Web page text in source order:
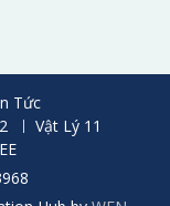
Tức
Vật Lý 11